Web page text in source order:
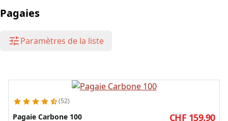
Pagaies
Paramètres de la liste
52
Pagaie Carbone 100 CHF 159.90